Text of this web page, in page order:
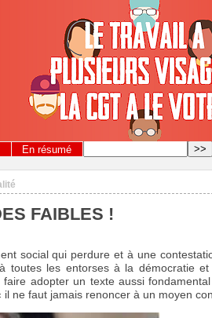
En résumé
FAIBLES !
social qui perdure et à une
toutes les entorses à la démocratie
faire adopter un texte aussi
il ne faut jamais renoncer à un moyen